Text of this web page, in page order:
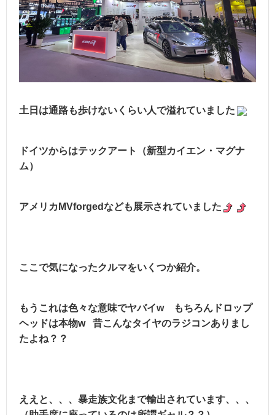
土日は通路も歩けないくらい人で溢れていました
ドイツからはテックアート（新型カイエン・マグナ
ム）
アメリカMVforgedなども展示されていました
ここで気になったクルマをいくつか紹介。
もうこれは色々な意味でヤバイw もちろんドロップ
ヘッドは本物w 昔こんなタイヤのラジコンありまし
たよね？？
ええと、、、暴走族文化まで輸出されています、、、